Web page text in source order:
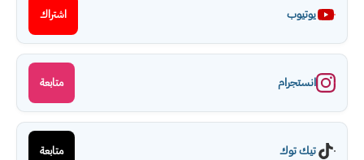
يوتيوب اشتراك
انستجرام متابعة
تيك توك متابعة